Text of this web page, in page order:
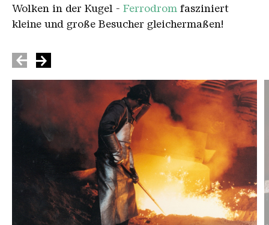
Wolken in der Kugel - Ferrodrom fasziniert
kleine und große Besucher gleichermaßen!